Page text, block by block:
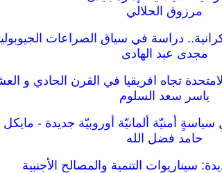
مرزوق الحلالي
دراسة في سياق الصراعات
مجدى عبد الهادى
الامتحدة تجاه افريقيا في القرن الحادي و
ياسر سعد السلوم
أمنيّة ألمانيّة أوروبيّة جديدة -
حامد فضل الله
سيناريوات التنمية والمصالح الأجنبية